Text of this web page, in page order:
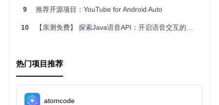
9 推荐开源项目：YouTube for Android Auto
10 【亲测免费】 探索Java语音API：开启语音交互的新篇章
热门项目推荐
atomcode